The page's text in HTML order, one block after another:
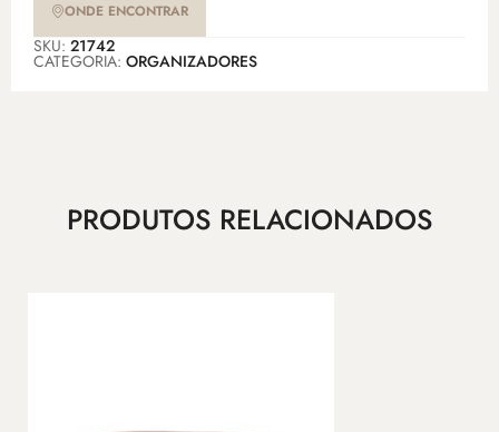
ONDE ENCONTRAR
SKU: 21742
CATEGORIA: ORGANIZADORES
PRODUTOS RELACIONADOS